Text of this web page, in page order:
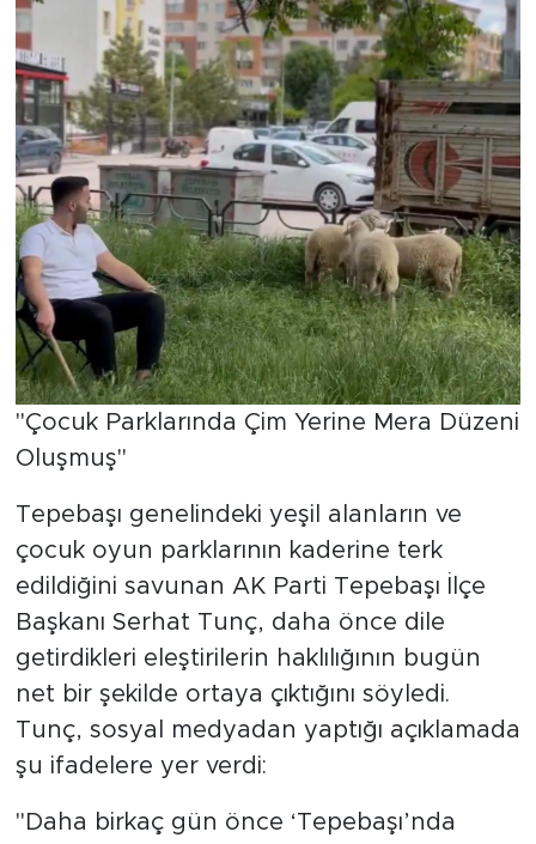
"Çocuk Parklarında Çim Yerine Mera Düzeni
Oluşmuş"
Tepebaşı genelindeki yeşil alanların ve
çocuk oyun parklarının kaderine terk
edildiğini savunan AK Parti Tepebaşı İlçe
Başkanı Serhat Tunç, daha önce dile
getirdikleri eleştirilerin haklılığının bugün
net bir şekilde ortaya çıktığını söyledi.
Tunç, sosyal medyadan yaptığı açıklamada
şu ifadelere yer verdi:
"Daha birkaç gün önce ‘Tepebaşı’nda